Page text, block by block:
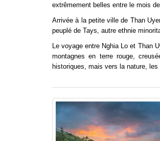
extrêmement belles entre le mois
Arrivée à la petite ville de Than
peuplé de Tays, autre ethnie
Le voyage entre Nghia Lo et Than
montagnes en terre rouge,
historiques, mais vers la nature,